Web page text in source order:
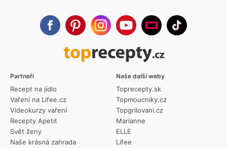
Partneři
Recept na jídlo
Vaření na Lifee.cz
Videokurzy vaření
Recepty Apetit
Svět ženy
Naše krásná zahrada
Naše další weby
Toprecepty.sk
Topmoucniky.cz
Topgrilovani.cz
Marianne
ELLE
Lifee